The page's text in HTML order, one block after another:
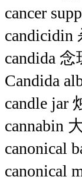
cancer
candicidin
candida
Candida
candle jar
cannabin
canonical
canonical